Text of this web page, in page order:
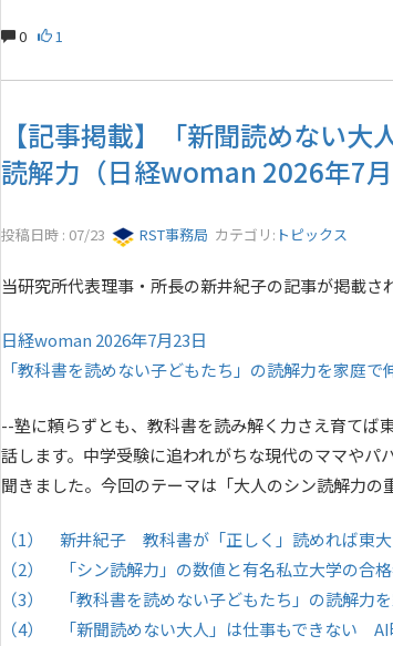
0 1
【記事掲載】「新聞読めない
読解力（日経woman 2026年7月
投稿日時 : 07/23 RST事務局 カテゴリ: トピックス
当研究所代表理事・所長の新井紀子の記事が掲載さ
日経woman 2026年7月23日
「教科書を読めない子どもたち」の読解力を家庭で
--塾に頼らずとも、教科書を読み解く力さえ育てば
話します。中学受験に追われがちな現代のママやパ
聞きました。今回のテーマは「大人のシン読解力の
（1） 新井紀子 教科書が「正しく」読めれば東大
（2） 「シン読解力」の数値と有名私立大学の合
（3） 「教科書を読めない子どもたち」の読解力
（4） 「新聞読めない大人」は仕事もできない